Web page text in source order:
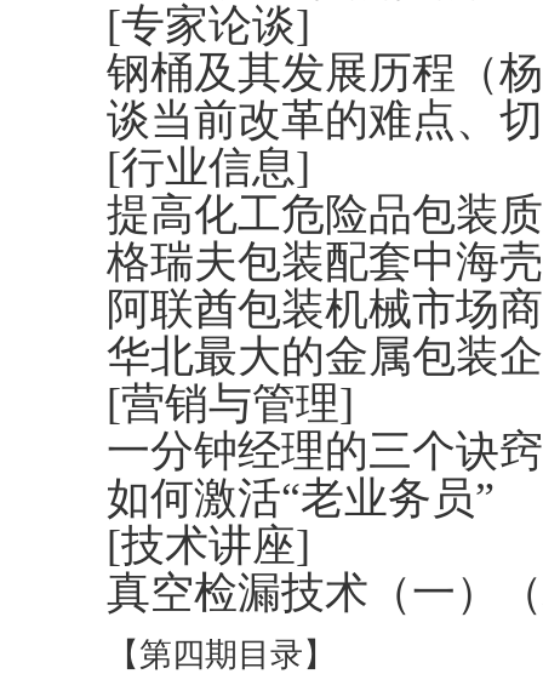
[专家论谈]
钢桶及其发展历程（
谈当前改革的难点、
[行业信息]
提高化工危险品包装
格瑞夫包装配套中海
阿联酋包装机械市场
华北最大的金属包装
[营销与管理]
一分钟经理的三个诀窍
如何激活“老业务员”
[技术讲座]
真空检漏技术（一）
【第四期目录】